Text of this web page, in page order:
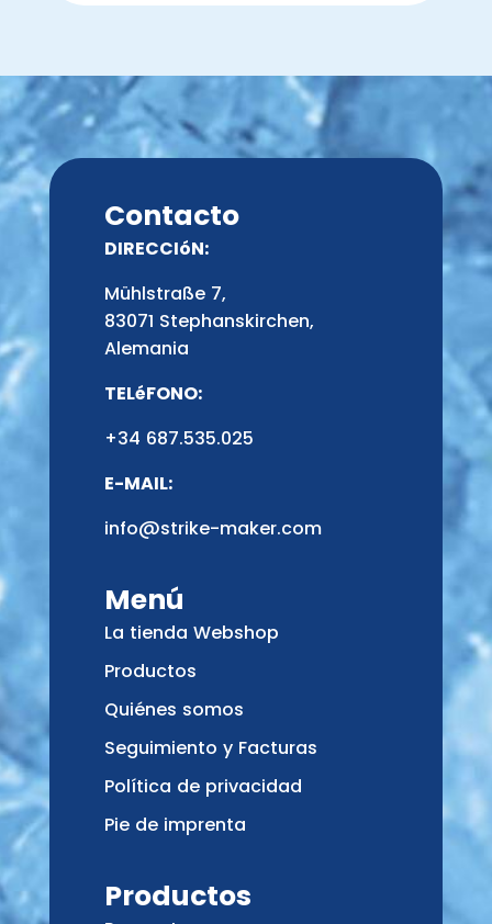
Contacto
DIRECCIóN:
Mühlstraße 7,
83071 Stephanskirchen,
Alemania
TELéFONO:
+34 687.535.025
E-MAIL:
info@strike-maker.com
Menú
La tienda Webshop
Productos
Quiénes somos
Seguimiento y Facturas
Política de privacidad
Pie de imprenta
Productos